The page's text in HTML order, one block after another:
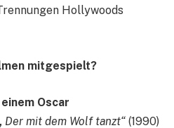
Hollywoods
mitgespielt?
Oscar
Der mit dem Wolf tanzt“ (1990)